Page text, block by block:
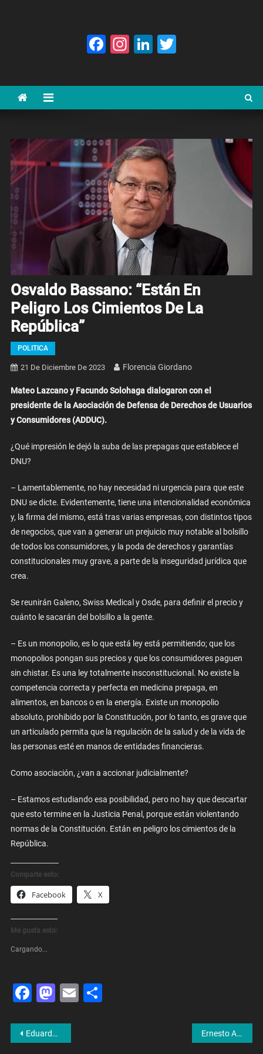
Facebook
Instagram
LinkedIn
Osvaldo Bassano: “Están En
Peligro Los Cimientos De La
República”
POLITICA
21 De Diciembre De 2023 Florencia Giordano
Mateo Lazcano y Facundo Solohaga dialogaron con el
presidente de la Asociación de Defensa de Derechos de Usuarios
y Consumidores (ADDUC).
¿Qué impresión le dejó la suba de las prepagas que establece el
DNU?
– Lamentablemente, no hay necesidad ni urgencia para que este
DNU se dicte. Evidentemente, tiene una intencionalidad económica
y, la firma del mismo, está tras varias empresas, con distintos tipos
de negocios, que van a generar un prejuicio muy notable al bolsillo
de todos los consumidores, y la poda de derechos y garantías
constitucionales muy grave, a parte de la inseguridad jurídica que
crea.
Se reunirán Galeno, Swiss Medical y Osde, para definir el precio y
cuánto le sacarán del bolsillo a la gente.
– Es un monopolio, es lo que está ley está permitiendo; que los
monopolios pongan sus precios y que los consumidores paguen
sin chistar. Es una ley totalmente insconstitucional. No existe la
competencia correcta y perfecta en medicina prepaga, en
alimentos, en bancos o en la energía. Existe un monopolio
absoluto, prohibido por la Constitución, por lo tanto, es grave que
un articulado permita que la regulación de la salud y de la vida de
las personas esté en manos de entidades financieras.
Como asociación, ¿van a accionar judicialmente?
– Estamos estudiando esa posibilidad, pero no hay que descartar
que esto termine en la Justicia Penal, porque están violentando
normas de la Constitución. Están en peligro los cimientos de la
República.
Comparte esto:
Facebook X
Me gusta esto:
Cargando...
Facebook
Mastodon
EmailShare
Navegación
Eduardo Piacentini: “La frecuencia de los fenómenos climáticos aumentarán y serán severos” Ernesto Acuña: “Hay un revanchismo ideológico con los derechos adquiridos”